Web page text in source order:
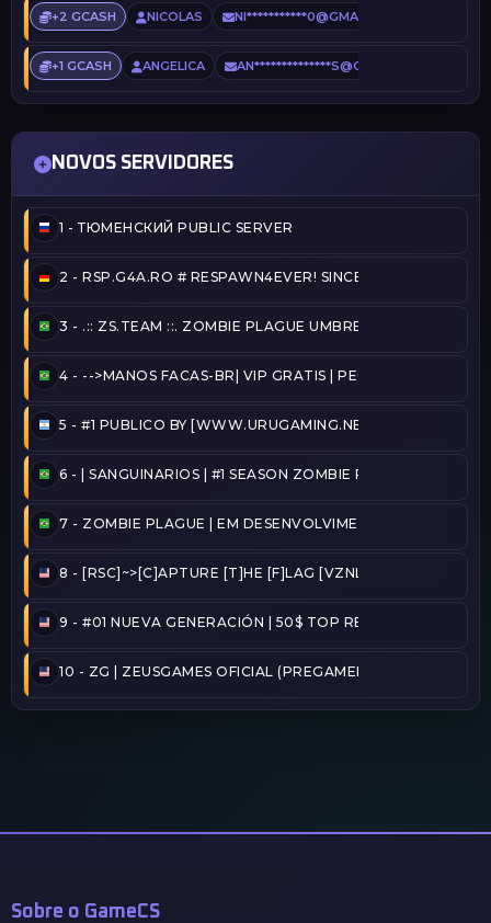
+2 GCASH NICOLAS NI***********0@GMAIL.COM
+1 GCASH ANGELICA AN**************S@GMAIL.COM
NOVOS SERVIDORES
1 - ТЮМЕНСКИЙ PUBLIC SERVER
2 - RSP.G4A.RO # RESPAWN4EVER! SINCE 2020!
3 - .:: ZS.TEAM ::. ZOMBIE PLAGUE UMBRELLA [VIP-FREE]
4 - -->MANOS FACAS-BR| VIP GRATIS | PEGA BANDEIRA -
5 - #1 PUBLICO BY [WWW.URUGAMING.NET]
6 - | SANGUINARIOS | #1 SEASON ZOMBIE PLAGUE@2026/
7 - ZOMBIE PLAGUE | EM DESENVOLVIMENTO
8 - [RSC]~>[C]APTURE [T]HE [F]LAG [VZNLA]
9 - #01 NUEVA GENERACIÓN | 50$ TOP REINICIADO
10 - ZG | ZEUSGAMES OFICIAL (PREGAMER)
Sobre o GameCS